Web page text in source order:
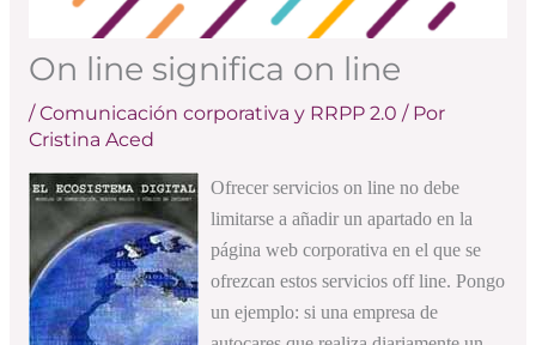
On line significa on line
/Comunicación corporativa y RRPP 2.0 / Por
Cristina Aced
Ofrecer servicios on line no debe
limitarse a añadir un apartado en la
página web corporativa en el que se
ofrezcan estos servicios off line. Pongo
un ejemplo: si una empresa de